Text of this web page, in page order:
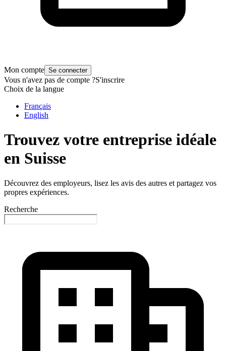
Mon compte Se connecter
Vous n'avez pas de compte ?S'inscrire
Choix de la langue
Français
English
Trouvez votre entreprise idéale
en Suisse
Découvrez des employeurs, lisez les avis des autres et partagez vos
propres expériences.
Recherche